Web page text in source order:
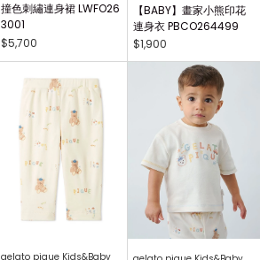
撞色刺繡連身裙 LWFO26
3001
$5,700
【BABY】畫家小熊印花
連身衣 PBCO264499
$1,900
gelato pique Kids&Baby